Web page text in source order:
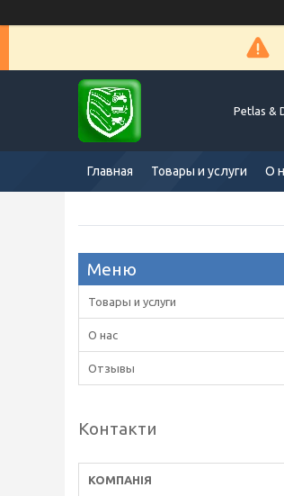
Petlas &
Главная Товары и услуги О
Товары и услуги
О нас
Отзывы
Контакти